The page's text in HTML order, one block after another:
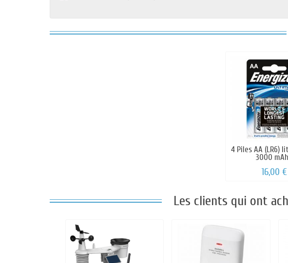
4 Piles AA (LR6)
3000
16,00 €
Les clients qui ont